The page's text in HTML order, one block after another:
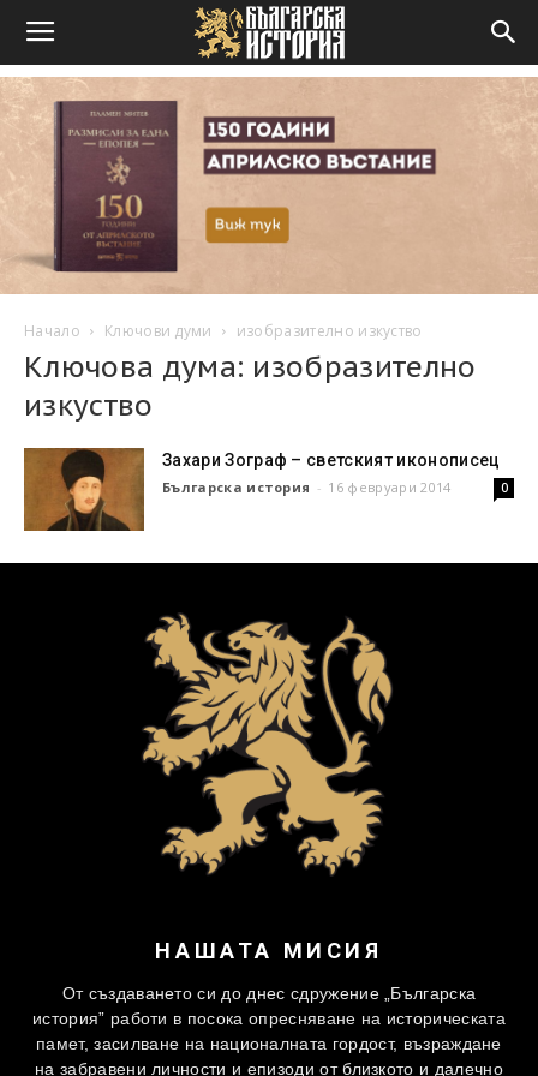
Начало Ключови думи изобразително изкуство
Ключова дума: изобразително
изкуство
Захари Зограф – светският иконописец
Българска история - 16 февруари 2014 0
НАШАТА МИСИЯ
От създаването си до днес сдружение „Българска
история” работи в посока опресняване на историческата
памет, засилване на националната гордост, възраждане
на забравени личности и епизоди от близкото и далечно